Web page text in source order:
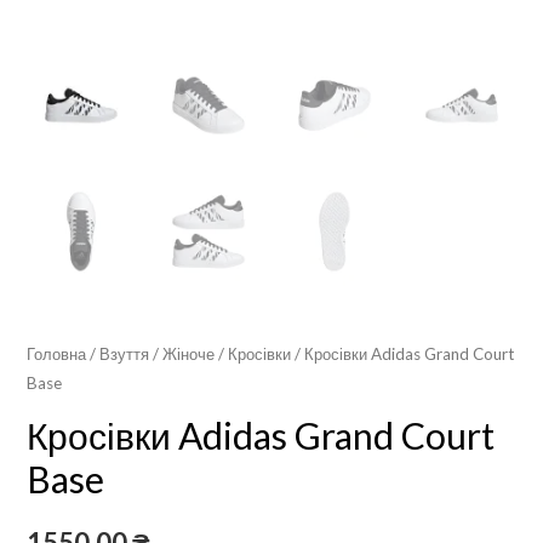
Головна/ Взуття /Жіноче/ Кросівки/ Кросівки Adidas Grand Court
Base
Кросівки Adidas Grand Court
Base